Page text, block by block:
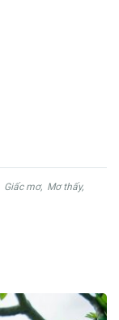
Giấc mơ, Mơ thấy,